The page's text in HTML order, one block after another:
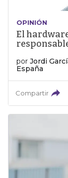
OPINIÓN
El
por Jordi
España
Compartir